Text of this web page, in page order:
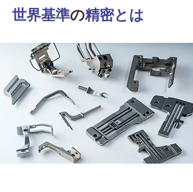
​世界基準の精密とは